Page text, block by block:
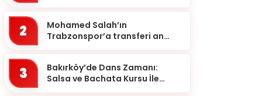
2
Mohamed Salah’ın
Trabzonspor’a transferi an
3
Bakırköy’de Dans Zamanı:
Salsa ve Bachata Kursu İle
Antalya
Artvin
Aydın